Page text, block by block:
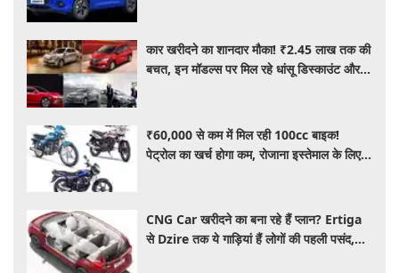
कार खरीदने का शानदार मौका! ₹2.45 लाख तक की
बचत, इन मॉडल्स पर मिल रहे धांसू डिस्काउंट और
₹60,000 से कम में मिल रही 100cc बाइक!
पेट्रोल का खर्च होगा कम, रोजाना इस्तेमाल के लिए है
CNG Car खरीदने का बना रहे हैं प्लान? Ertiga
से Dzire तक ये गाड़ियां हैं लोगों की पहली पसंद,